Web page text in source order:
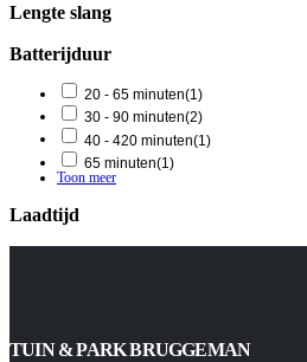
Lengte slang
Batterijduur
20 - 65 minuten(1)
30 - 90 minuten(2)
40 - 420 minuten(1)
65 minuten(1)
Toon meer
Laadtijd
TUIN & PARK BRUGGEMAN